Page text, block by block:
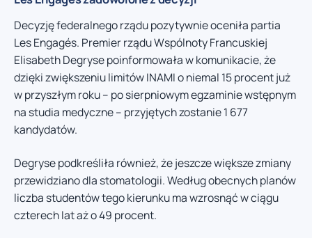
Decyzję federalnego rządu pozytywnie oceniła partia
Les Engagés. Premier rządu Wspólnoty Francuskiej
Elisabeth Degryse poinformowała w komunikacie, że
dzięki zwiększeniu limitów INAMI o niemal 15 procent już
w przyszłym roku – po sierpniowym egzaminie wstępnym
na studia medyczne – przyjętych zostanie 1 677
kandydatów.
Degryse podkreśliła również, że jeszcze większe zmiany
przewidziano dla stomatologii. Według obecnych planów
liczba studentów tego kierunku ma wzrosnąć w ciągu
czterech lat aż o 49 procent.